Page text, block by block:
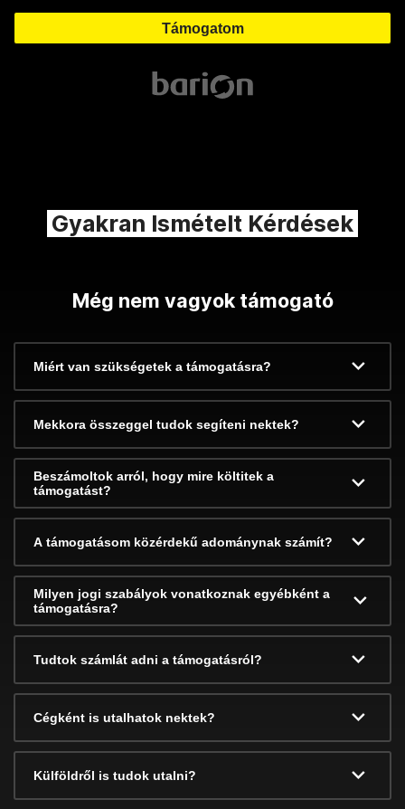
Gyakran Ismételt Kérdések
Még nem vagyok támogató
Miért van szükségetek a támogatásra?
Mekkora összeggel tudok segíteni nektek?
Beszámoltok arról, hogy mire költitek a
támogatást?
A támogatásom közérdekű adománynak számít?
Milyen jogi szabályok vonatkoznak egyébként a
támogatásra?
Tudtok számlát adni a támogatásról?
Cégként is utalhatok nektek?
Külföldről is tudok utalni?